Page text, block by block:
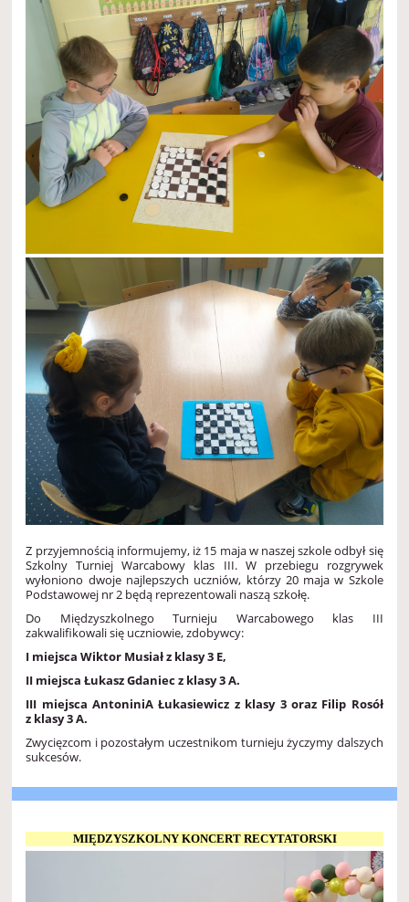
Z przyjemnością informujemy, iż 15 maja w naszej szkole odbył się
Szkolny Turniej Warcabowy klas III. W przebiegu rozgrywek
wyłoniono dwoje najlepszych uczniów, którzy 20 maja w Szkole
Podstawowej nr 2 będą reprezentowali naszą szkołę.
Do Międzyszkolnego Turnieju Warcabowego klas III
zakwalifikowali się uczniowie, zdobywcy:
I miejsca Wiktor Musiał z klasy 3 E,
II miejsca Łukasz Gdaniec z klasy 3 A.
III miejsca AntoniniA Łukasiewicz z klasy 3 oraz Filip Rosół
z klasy 3 A.
Zwycięzcom i pozostałym uczestnikom turnieju życzymy dalszych
sukcesów.
MIĘDZYSZKOLNY KONCERT RECYTATORSKI